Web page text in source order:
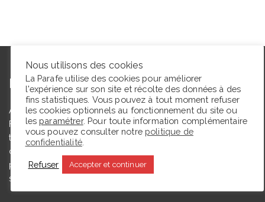
L’autrice
Agrégée de lettres modernes et docteure en études théâtrales,
Floriane Toussaint est maîtresse de conférences en études
théâtrales à l’Université de Caen Normandie et membre du
comité du Syndicat de la critique. Ce blog, créé en 2009, a
pour but de partager des expériences de lectrice et de
spectatrice.
Nous utilisons des cookies
La Parafe utilise des cookies pour améliorer
l'expérience sur son site et récolte des données à des
fins statistiques. Vous pouvez à tout moment refuser
les cookies optionnels au fonctionnement du site ou
les paramétrer. Pour toute information complémentaire
vous pouvez consulter notre politique de
confidentialité.
Refuser Accepter et continuer